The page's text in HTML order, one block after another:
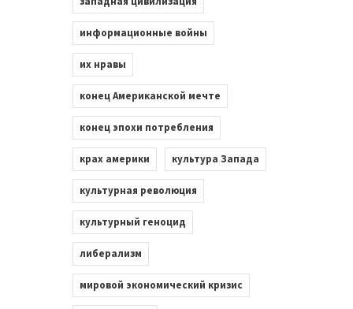
информационные войны
их нравы
конец Американской мечте
конец эпохи потребления
крах америки культура Запада
культурная революция
культурный геноцид
либерализм
мировой экономический кризис